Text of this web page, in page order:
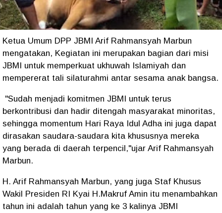
Ketua Umum DPP JBMI Arif Rahmansyah Marbun
mengatakan, Kegiatan ini merupakan bagian dari misi
JBMI untuk memperkuat ukhuwah Islamiyah dan
mempererat tali silaturahmi antar sesama anak bangsa.
"Sudah menjadi komitmen JBMI untuk terus
berkontribusi dan hadir ditengah masyarakat minoritas,
sehingga momentum Hari Raya Idul Adha ini juga dapat
dirasakan saudara-saudara kita khususnya mereka
yang berada di daerah terpencil,"ujar Arif Rahmansyah
Marbun.
H. Arif Rahmansyah Marbun, yang juga Staf Khusus
Wakil Presiden RI Kyai H.Makruf Amin itu menambahkan
tahun ini adalah tahun yang ke 3 kalinya JBMI